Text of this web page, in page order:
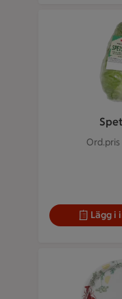
Ord.pris
Lägg i